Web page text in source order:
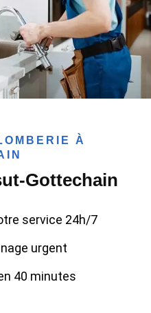
À
Gottechain
service 24h/7
urgent
40 minutes